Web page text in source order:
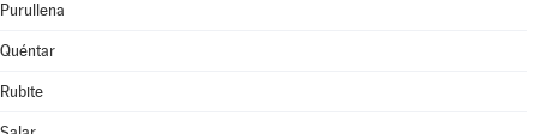
Purullena
Quéntar
Rubite